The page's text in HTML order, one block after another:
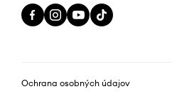
Ochrana osobných údajov